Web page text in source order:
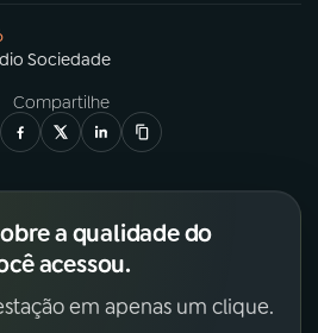
Sociedade
Compartilhe
a qualidade do
acessou.
em apenas um clique.